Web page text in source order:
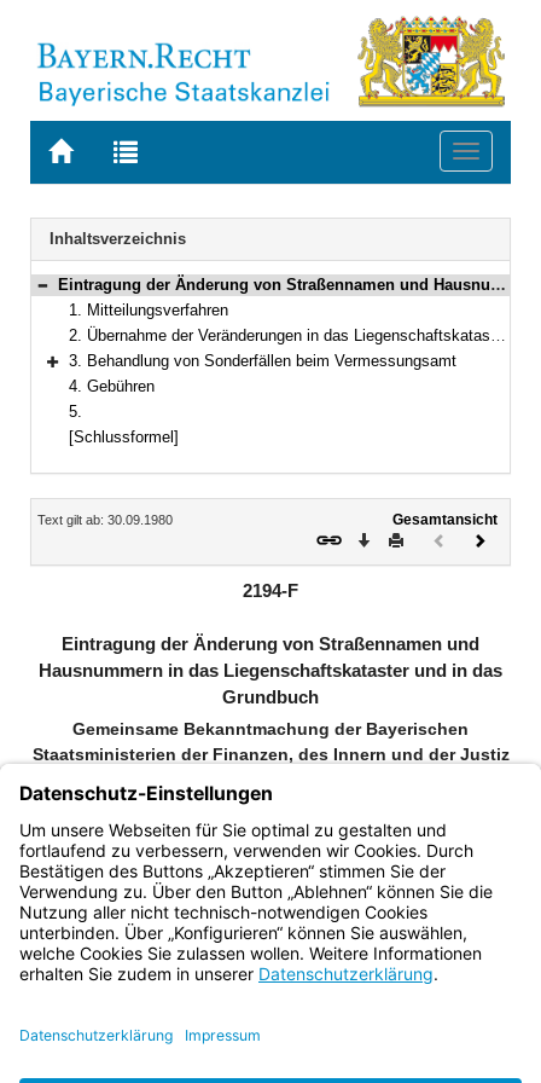
Zur
BAYERN.RECHT
Zur
letzten
Suche
Toggle
Navigation
Inhaltsverzeichnis
Bereich reduzieren
Eintragung der Änderung von Straßennamen und Hausnummern in das Liegenschaftskataster und in das Grundbuch
1. Mitteilungsverfahren
2. Übernahme der Veränderungen in das Liegenschaftskataster, das Grundbuch und das Grundbesitzkataster
Bereich erweitern
3. Behandlung von Sonderfällen beim Vermessungsamt
4. Gebühren
5.
[Schlussformel]
Inhalt
Text gilt ab: 30.09.1980
Gesamtansicht
Download
DruckenVorheriges
2194-F
Eintragung der Änderung von Straßennamen und
Hausnummern in das Liegenschaftskataster und in das
Grundbuch
Gemeinsame Bekanntmachung der Bayerischen
Staatsministerien der Finanzen, des Innern und der Justiz
(StAnz. Nr. 41)
Bayern.de
BayernPortal
Impressum